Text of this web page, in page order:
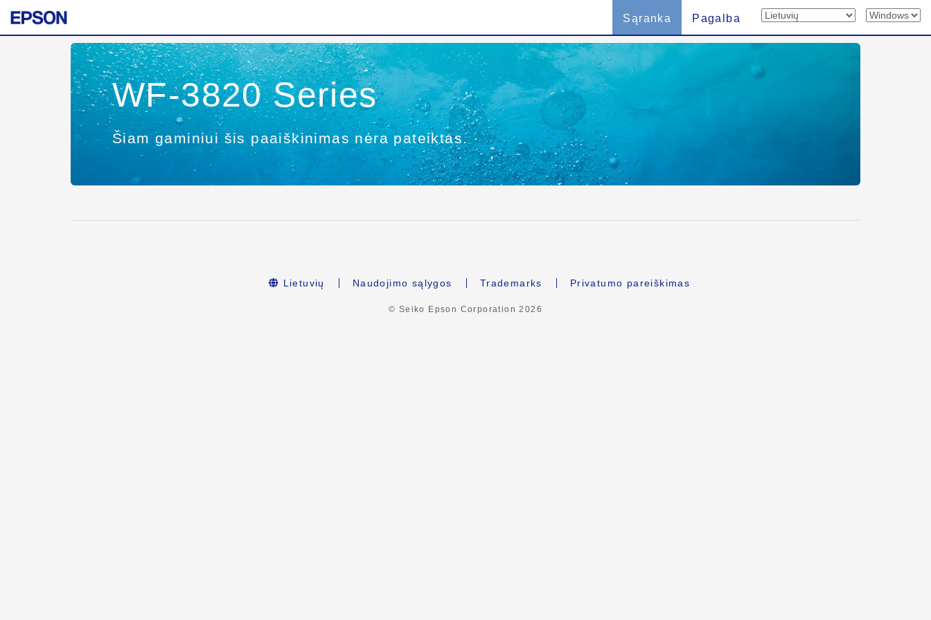
Sąranka Pagalba
WF-3820 Series
Šiam gaminiui šis paaiškinimas nėra pateiktas.
Lietuvių Naudojimo sąlygos Trademarks Privatumo pareiškimas
© Seiko Epson Corporation2026